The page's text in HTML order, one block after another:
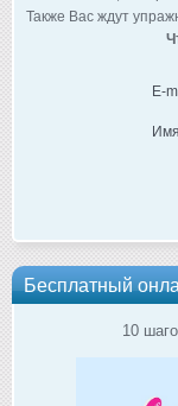
Также Вас ждут
E-
Бесплатный
10